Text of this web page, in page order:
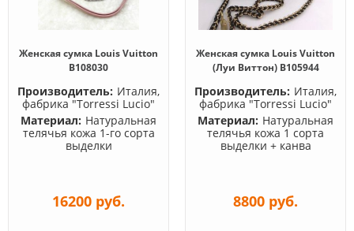
Женская сумка Louis Vuitton
B108030
Производитель: Италия,
фабрика "Torressi Lucio"
Материал: Натуральная
телячья кожа 1-го сорта
выделки
16200 руб.
Женская сумка Louis Vuitton
(Луи Виттон) B105944
Производитель: Италия,
фабрика "Torressi Lucio"
Материал: Натуральная
телячья кожа 1 сорта
выделки + канва
8800 руб.